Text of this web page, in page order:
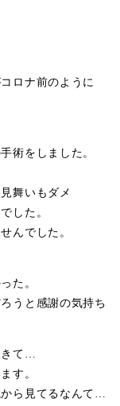
ロナ前のように
術をしました。
舞いもダメ
した。
んでした。
た。
うと感謝の気持ち
て…
す。
ら見てるなんて…